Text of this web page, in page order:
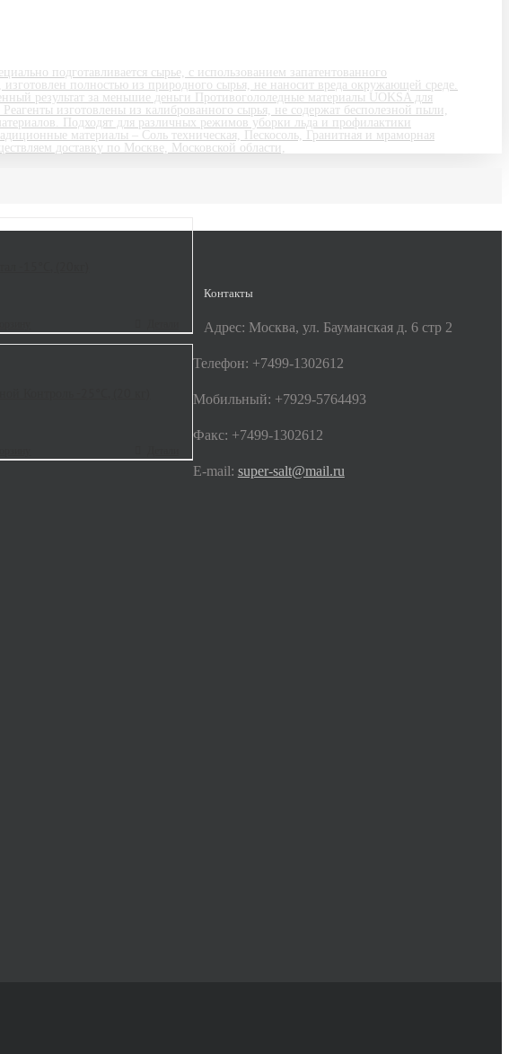
подготавливается сырье, с использованием запатентованного
полностью из природного сырья, не наносит вреда окружающей среде.
результат за меньшие деньги Противогололедные материалы UOKSA для
изготовлены из калиброванного сырья, не содержат бесполезной пыли,
Подходят для различных режимов уборки льда и профилактики
материалы – Соль техническая, Пескосоль, Гранитная и мраморная
доставку по Москве, Московской области,
Контакты
Адрес: Москва, ул. Бауманская д. 6 стр 2
Телефон: +7499-1302612
Мобильный: +7929-5764493
Факс: +7499-1302612
E-mail: super-salt@mail.ru